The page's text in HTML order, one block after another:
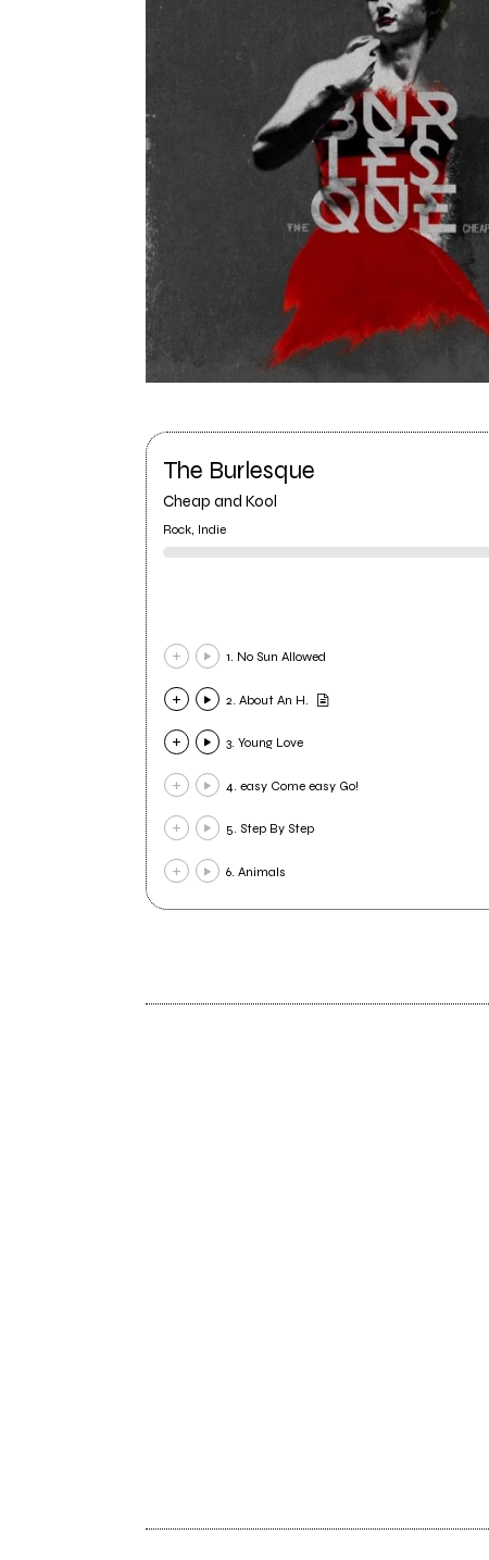
The Burlesque
Cheap and Kool
Rock, Indie
1. No Sun Allowed
2. About An H.
3. Young Love
4. easy Come easy Go!
5. Step By Step
6. Animals